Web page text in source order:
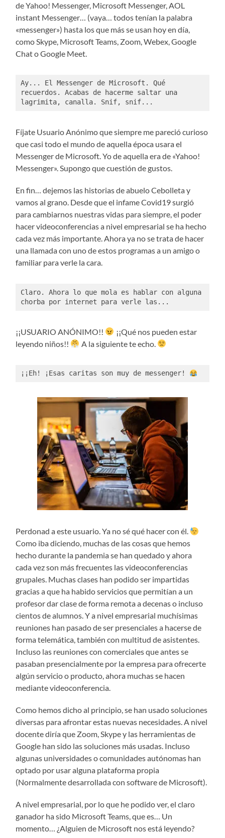
de Yahoo! Messenger, Microsoft Messenger, AOL
instant Messenger… (vaya… todos tenían la palabra
«messenger») hasta los que más se usan hoy en día,
como Skype, Microsoft Teams, Zoom, Webex, Google
Chat o Google Meet.
Ay... El Messenger de Microsoft. Qué
recuerdos. Acabas de hacerme saltar una
lagrimita, canalla. Snif, snif...
Fíjate Usuario Anónimo que siempre me pareció curioso
que casi todo el mundo de aquella época usara el
Messenger de Microsoft. Yo de aquella era de «Yahoo!
Messenger». Supongo que cuestión de gustos.
En fin… dejemos las historias de abuelo Cebolleta y
vamos al grano. Desde que el infame Covid19 surgió
para cambiarnos nuestras vidas para siempre, el poder
hacer videoconferencias a nivel empresarial se ha hecho
cada vez más importante. Ahora ya no se trata de hacer
una llamada con uno de estos programas a un amigo o
familiar para verle la cara.
Claro. Ahora lo que mola es hablar con alguna
chorba por internet para verle las...
¡¡USUARIO ANÓNIMO!!
¡¡Qué nos pueden estar
leyendo niños!!
A la siguiente te echo.
¡¡Eh! ¡Esas caritas son muy de messenger!
Perdonad a este usuario. Ya no sé qué hacer con él.
Como iba diciendo, muchas de las cosas que hemos
hecho durante la pandemia se han quedado y ahora
cada vez son más frecuentes las videoconferencias
grupales. Muchas clases han podido ser impartidas
gracias a que ha habido servicios que permitían a un
profesor dar clase de forma remota a decenas o incluso
cientos de alumnos. Y a nivel empresarial muchísimas
reuniones han pasado de ser presenciales a hacerse de
forma telemática, también con multitud de asistentes.
Incluso las reuniones con comerciales que antes se
pasaban presencialmente por la empresa para ofrecerte
algún servicio o producto, ahora muchas se hacen
mediante videoconferencia.
Como hemos dicho al principio, se han usado soluciones
diversas para afrontar estas nuevas necesidades. A nivel
docente diría que Zoom, Skype y las herramientas de
Google han sido las soluciones más usadas. Incluso
algunas universidades o comunidades autónomas han
optado por usar alguna plataforma propia
(Normalmente desarrollada con software de Microsoft).
A nivel empresarial, por lo que he podido ver, el claro
ganador ha sido Microsoft Teams, que es… Un
momento… ¿Alguien de Microsoft nos está leyendo?